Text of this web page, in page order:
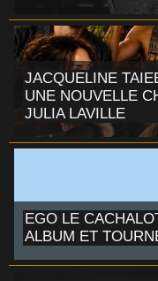
JACQUELINE
UNE NOUVELLE
JULIA LAVILLE
EGO LE
ALBUM ET